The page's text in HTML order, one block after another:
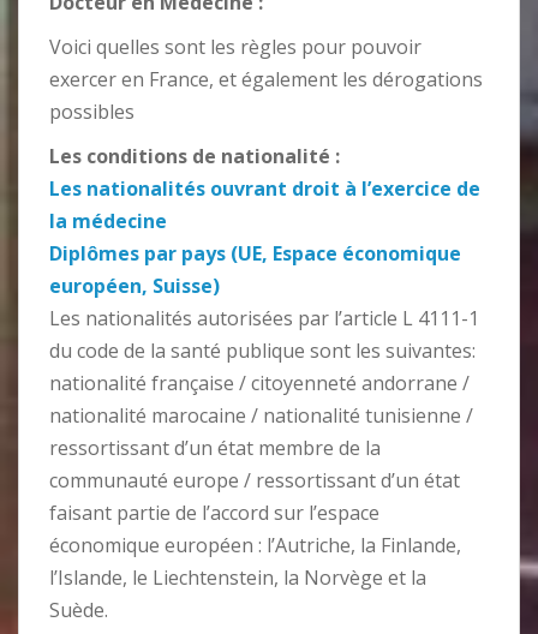
Voici quelles sont les règles pour pouvoir
exercer en France, et également les dérogations
possibles
Les conditions de nationalité :
Les nationalités ouvrant droit à l’exercice de
la médecine
Diplômes par pays (UE, Espace économique
européen, Suisse)
Les nationalités autorisées par l’article L 4111-1
du code de la santé publique sont les suivantes:
nationalité française / citoyenneté andorrane /
nationalité marocaine / nationalité tunisienne /
ressortissant d’un état membre de la
communauté europe / ressortissant d’un état
faisant partie de l’accord sur l’espace
économique européen : l’Autriche, la Finlande,
l’Islande, le Liechtenstein, la Norvège et la
Suède.